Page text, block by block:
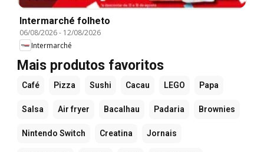
Intermarché folheto
06/08/2026- 12/08/2026
Intermarché
Mais produtos favoritos
Café Pizza Sushi Cacau LEGO Papa
Salsa Air fryer Bacalhau Padaria Brownies
Nintendo Switch Creatina Jornais